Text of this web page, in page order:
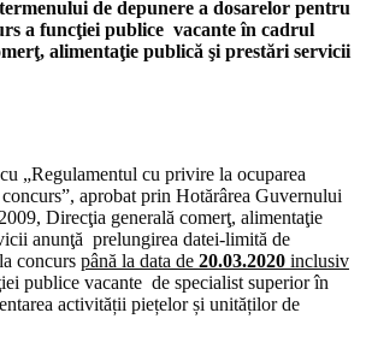
de depunere a dosarelor pentru
a funcţiei publice vacante în cadrul
alimentaţie publică şi prestări servicii
„Regulamentul cu privire la ocuparea
aprobat prin Hotărârea Guvernului
Direcţia generală comerţ, alimentaţie
anunţă prelungirea datei-limită de
concurs până la data de 20.03.2020 inclusiv
publice vacante de specialist superior în
activității piețelor și unităților de